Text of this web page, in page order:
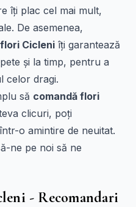
îți plac cel mai mult,
De asemenea,
Cicleni îți garantează
și la timp, pentru a
celor dragi.
să comandă flori
clicuri, poți
o amintire de neuitat.
ne pe noi să ne
- Recomandari